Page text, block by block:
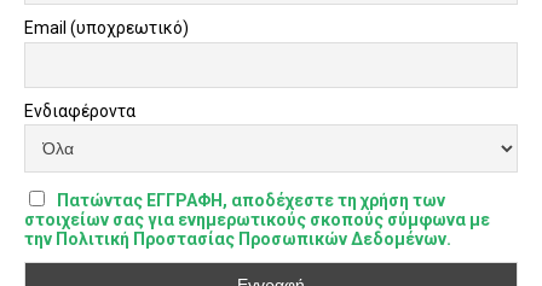
Email (υποχρεωτικό)
Ενδιαφέροντα
Πατώντας ΕΓΓΡΑΦΗ, αποδέχεστε τη χρήση των
στοιχείων σας για ενημερωτικούς σκοπούς σύμφωνα με
την Πολιτική Προστασίας Προσωπικών Δεδομένων.